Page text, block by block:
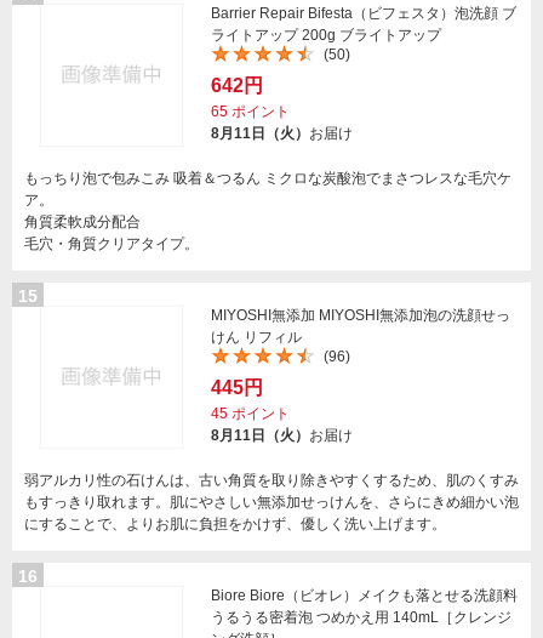
Barrier Repair Bifesta（ビフェスタ）泡洗顔 ブ
ライトアップ 200g ブライトアップ
(50)
642円
65 ポイント
8月11日（火） お届け
もっちり泡で包みこみ 吸着＆つるん ミクロな炭酸泡でまさつレスな毛穴ケ
ア。
角質柔軟成分配合
毛穴・角質クリアタイプ。
15
MIYOSHI無添加 MIYOSHI無添加泡の洗顔せっ
けん リフィル
(96)
445円
45 ポイント
8月11日（火） お届け
弱アルカリ性の石けんは、古い角質を取り除きやすくするため、肌のくすみ
もすっきり取れます。肌にやさしい無添加せっけんを、さらにきめ細かい泡
にすることで、よりお肌に負担をかけず、優しく洗い上げます。
16
Biore Biore（ビオレ）メイクも落とせる洗顔料
うるうる密着泡 つめかえ用 140mL［クレンジ